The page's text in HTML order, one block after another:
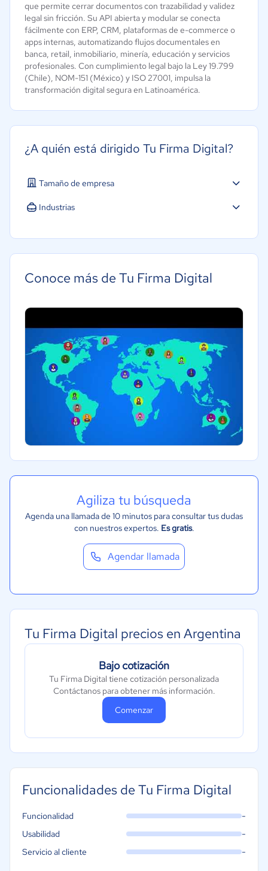
que permite cerrar documentos con trazabilidad y validez
legal sin fricción. Su API abierta y modular se conecta
fácilmente con ERP, CRM, plataformas de e-commerce o
apps internas, automatizando flujos documentales en
banca, retail, inmobiliario, minería, educación y servicios
profesionales. Con cumplimiento legal bajo la Ley 19.799
(Chile), NOM-151 (México) y ISO 27001, impulsa la
transformación digital segura en Latinoamérica.
¿A quién está dirigido Tu Firma Digital?
Tamaño de empresa
Micro: 1 a 9 trabajadores
Industrias
Hotelería / Viajes
Seguros
Legales
Farmacéutica
Bienes raíces
Minorista
Software / TI
Telecomunicaciones
Financiera
Alimentaria
Manufactura
Marketing y Comunicación
Automotriz
Comercio Electrónico
Metales y Minería
Turismo
Contabilidad
Conoce más de Tu Firma Digital
Agiliza tu búsqueda
Agenda una llamada de 10 minutos para consultar tus dudas
con nuestros expertos. Es gratis.
Agendar llamada
Tu Firma Digital precios en Argentina
Bajo cotización
Tu Firma Digital tiene cotización personalizada
Contáctanos para obtener más información.
Comenzar
Funcionalidades de Tu Firma Digital
Funcionalidad -
Usabilidad -
Servicio al cliente -